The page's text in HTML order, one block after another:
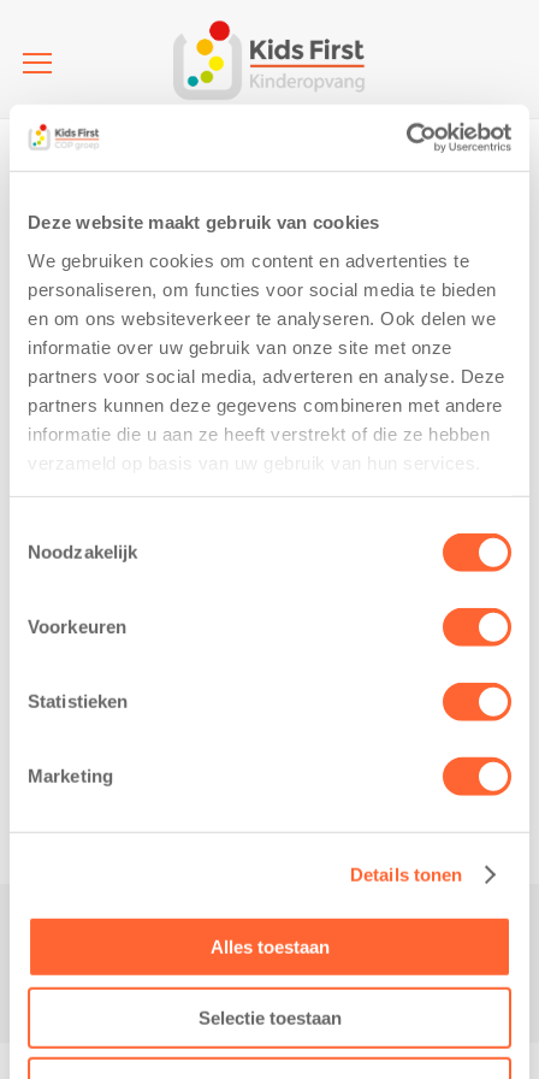
Deze website maakt gebruik van cookies
We gebruiken cookies om content en advertenties te
personaliseren, om functies voor social media te bieden
en om ons websiteverkeer te analyseren. Ook delen we
informatie over uw gebruik van onze site met onze
partners voor social media, adverteren en analyse. Deze
partners kunnen deze gegevens combineren met andere
informatie die u aan ze heeft verstrekt of die ze hebben
verzameld op basis van uw gebruik van hun services.
Noodzakelijk
Voorkeuren
Statistieken
Marketing
Details tonen
Alles toestaan
Selectie toestaan
Home roll1
5 July 2019